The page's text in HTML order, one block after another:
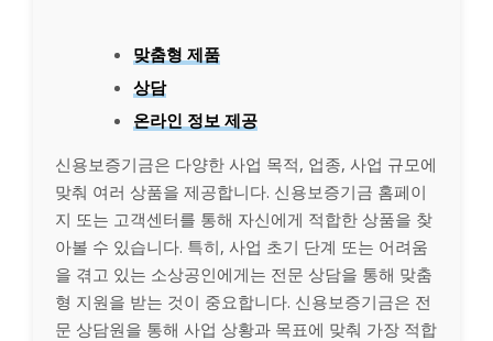
맞춤형 제품
상담
온라인 정보 제공
신용보증기금은 다양한 사업 목적, 업종, 사업 규모에
맞춰 여러 상품을 제공합니다. 신용보증기금 홈페이
지 또는 고객센터를 통해 자신에게 적합한 상품을 찾
아볼 수 있습니다. 특히, 사업 초기 단계 또는 어려움
을 겪고 있는 소상공인에게는 전문 상담을 통해 맞춤
형 지원을 받는 것이 중요합니다. 신용보증기금은 전
문 상담원을 통해 사업 상황과 목표에 맞춰 가장 적합